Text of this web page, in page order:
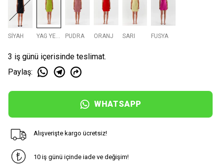
SİYAH YAG YESIL PUDRA ORANJ SARI FUSYA
3 iş günü içerisinde teslimat.
Paylaş:
WHATSAPP
Alışverişte kargo ücretsiz!
10 iş günü içinde iade ve değişim!